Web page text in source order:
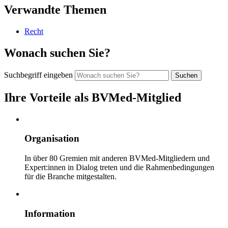
Verwandte Themen
Recht
Wonach suchen Sie?
Suchbegriff eingeben
Ihre Vorteile als BVMed-Mitglied
Organisation
In über 80 Gremien mit anderen BVMed-Mitgliedern und
Expert:innen in Dialog treten und die Rahmenbedingungen
für die Branche mitgestalten.
Information